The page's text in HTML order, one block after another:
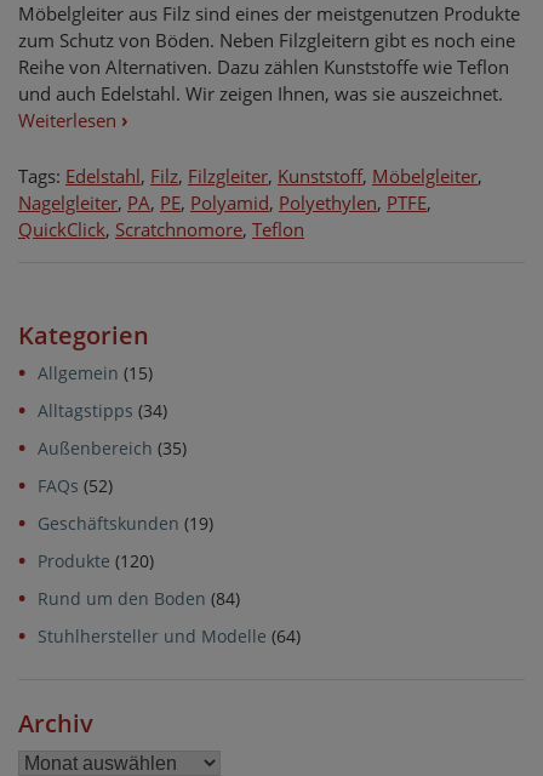
Möbelgleiter aus Filz sind eines der meistgenutzen Produkte
zum Schutz von Böden. Neben Filzgleitern gibt es noch eine
Reihe von Alternativen. Dazu zählen Kunststoffe wie Teflon
und auch Edelstahl. Wir zeigen Ihnen, was sie auszeichnet.
Weiterlesen ›
Tags: Edelstahl, Filz, Filzgleiter, Kunststoff, Möbelgleiter,
Nagelgleiter, PA, PE, Polyamid, Polyethylen, PTFE,
QuickClick, Scratchnomore, Teflon
Kategorien
Allgemein (15)
Alltagstipps (34)
Außenbereich (35)
FAQs (52)
Geschäftskunden (19)
Produkte (120)
Rund um den Boden (84)
Stuhlhersteller und Modelle (64)
Archiv
Archiv